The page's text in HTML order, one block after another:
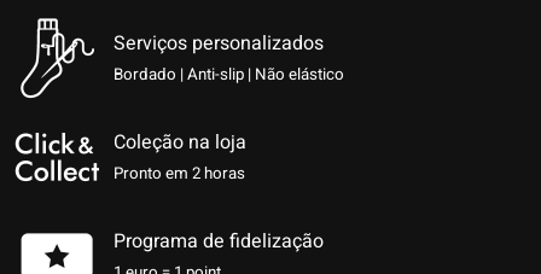
Serviços personalizados
Bordado | Anti-slip | Não elástico
Coleção na loja
Pronto em 2 horas
Programa de fidelização